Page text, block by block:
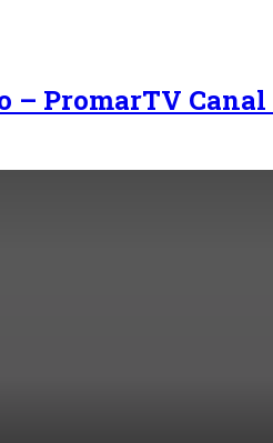
– PromarTV